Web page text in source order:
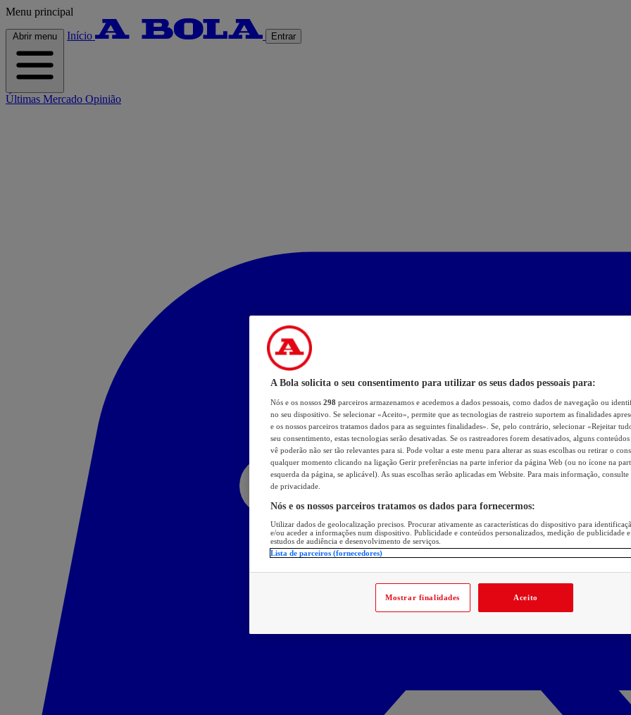
Menu principal
Abrir menu Início Entrar
Últimas Mercado Opinião
A Bola solicita o seu consentimento para utilizar os seus dados pessoais para:
Nós e os nossos 298 parceiros armazenamos e acedemos a dados pessoais, como dados de navegação ou
no seu dispositivo. Se selecionar «Aceito», permite que as tecnologias de rastreio suportem as finalidades
e os nossos parceiros tratamos dados para as seguintes finalidades». Se, pelo contrário, selecionar «Rejeitar
seu consentimento, estas tecnologias serão desativadas. Se os rastreadores forem desativados, alguns
vê poderão não ser tão relevantes para si. Pode voltar a este menu para alterar as suas escolhas ou retirar o
qualquer momento clicando na ligação Gerir preferências na parte inferior da página Web (ou no ícone na
esquerda da página, se aplicável). As suas escolhas serão aplicadas em Website. Para mais informação,
de privacidade.
Nós e os nossos parceiros tratamos os dados para fornecermos:
Utilizar dados de geolocalização precisos. Procurar ativamente as características do dispositivo para
e/ou aceder a informações num dispositivo. Publicidade e conteúdos personalizados, medição de publicidade e
estudos de audiência e desenvolvimento de serviços.
Lista de parceiros (fornecedores)
Mostrar finalidades Aceito